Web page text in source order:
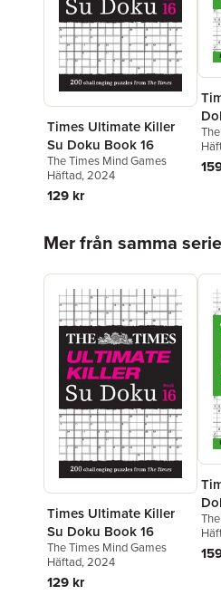
Times Ultimate Killer
Su Doku Book 16
The Times Mind Games
Häftad, 2024
129 kr
Mer från samma serie
Times Ultimate Killer
Su Doku Book 16
The Times Mind Games
Häftad, 2024
129 kr